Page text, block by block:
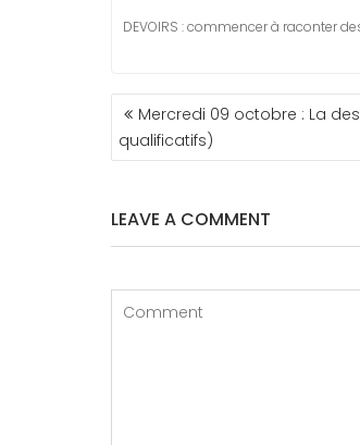
DEVOIRS : commencer à raconter
NAVIGATION
DE
L’ARTICLE
Mercredi 09 octobre : La
qualificatifs)
LEAVE A COMMENT